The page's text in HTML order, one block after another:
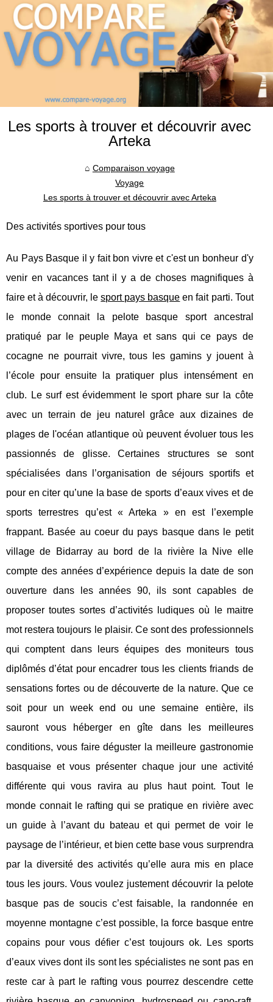
Les sports à trouver et découvrir avec
Arteka
Comparaison voyage
Voyage
Les sports à trouver et découvrir avec Arteka
Des activités sportives pour tous
Au Pays Basque il y fait bon vivre et c'est un bonheur d'y
venir en vacances tant il y a de choses magnifiques à
faire et à découvrir, lesport pays basque en fait parti. Tout
le monde connait la pelote basque sport ancestral
pratiqué par le peuple Maya et sans qui ce pays de
cocagne ne pourrait vivre, tous les gamins y jouent à
l’école pour ensuite la pratiquer plus intensément en
club. Le surf est évidemment le sport phare sur la côte
avec un terrain de jeu naturel grâce aux dizaines de
plages de l'océan atlantique où peuvent évoluer tous les
passionnés de glisse. Certaines structures se sont
spécialisées dans l’organisation de séjours sportifs et
pour en citer qu’une la base de sports d’eaux vives et de
sports terrestres qu’est « Arteka » en est l’exemple
frappant. Basée au coeur du pays basque dans le petit
village de Bidarray au bord de la rivière la Nive elle
compte des années d’expérience depuis la date de son
ouverture dans les années 90, ils sont capables de
proposer toutes sortes d’activités ludiques où le maitre
mot restera toujours le plaisir. Ce sont des professionnels
qui comptent dans leurs équipes des moniteurs tous
diplômés d’état pour encadrer tous les clients friands de
sensations fortes ou de découverte de la nature. Que ce
soit pour un week end ou une semaine entière, ils
sauront vous héberger en gîte dans les meilleures
conditions, vous faire déguster la meilleure gastronomie
basquaise et vous présenter chaque jour une activité
différente qui vous ravira au plus haut point. Tout le
monde connait le rafting qui se pratique en rivière avec
un guide à l’avant du bateau et qui permet de voir le
paysage de l’intérieur, et bien cette base vous surprendra
par la diversité des activités qu’elle aura mis en place
tous les jours. Vous voulez justement découvrir la pelote
basque pas de soucis c’est faisable, la randonnée en
moyenne montagne c’est possible, la force basque entre
copains pour vous défier c’est toujours ok. Les sports
d’eaux vives dont ils sont les spécialistes ne sont pas en
reste car à part le rafting vous pourrez descendre cette